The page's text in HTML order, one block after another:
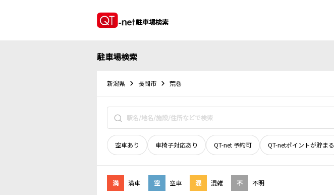
駐車場検索
駐車場検索
新潟県 長岡市 荒巻
空車あり 車椅子対応あり QT-net 予約可 QT-netポイントが貯まる
満 満車 空 空車 混 混雑 不 不明